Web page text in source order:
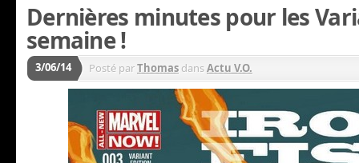
Dernières minutes pour les
semaine !
3/06/14 Posté parThomas dansActu V.O.